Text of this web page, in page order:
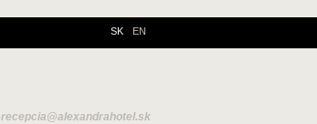
SK EN
recepcia@alexandrahotel.sk